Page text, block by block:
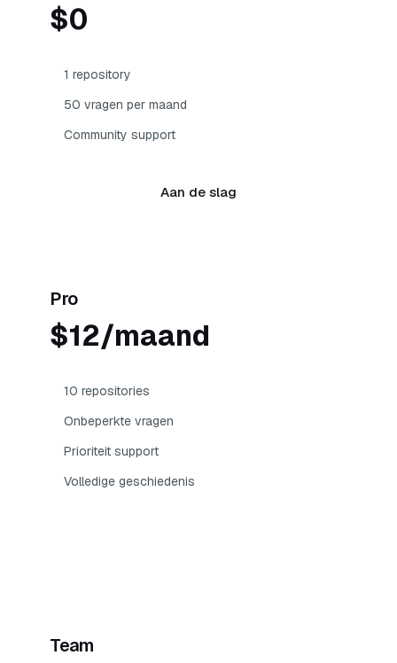
$0
1 repository
50 vragen per maand
Community support
Aan de slag
Pro
$12/maand
10 repositories
Onbeperkte vragen
Prioriteit support
Volledige geschiedenis
Team